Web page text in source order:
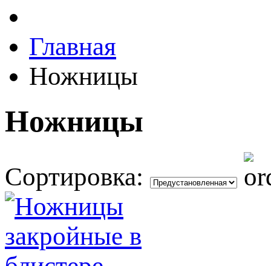
Главная
Ножницы
Ножницы
Сортировка: